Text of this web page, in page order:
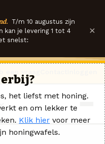
T/m 10 augustus zijn
kan je levering 1 tot 4
snelst:
×
het liefst met honing.
en om lekker te
Klik hier voor meer
honingwafels.